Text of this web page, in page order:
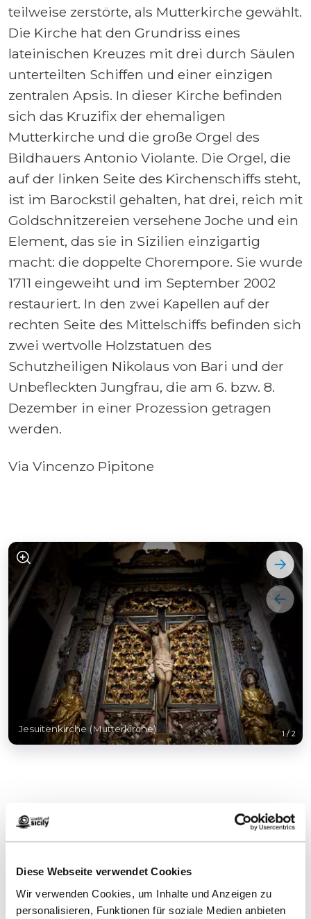
Diese Webseite verwendet Cookies
Wir verwenden Cookies, um Inhalte und Anzeigen zu
personalisieren, Funktionen für soziale Medien anbieten
Infos anfordern
teilweise zerstörte, als Mutterkirche gewählt.
Die Kirche hat den Grundriss eines
lateinischen Kreuzes mit drei durch Säulen
unterteilten Schiffen und einer einzigen
zentralen Apsis. In dieser Kirche befinden
sich das Kruzifix der ehemaligen
Mutterkirche und die große Orgel des
Bildhauers Antonio Violante. Die Orgel, die
auf der linken Seite des Kirchenschiffs steht,
ist im Barockstil gehalten, hat drei, reich mit
Goldschnitzereien versehene Joche und ein
Element, das sie in Sizilien einzigartig
macht: die doppelte Chorempore. Sie wurde
1711 eingeweiht und im September 2002
restauriert. In den zwei Kapellen auf der
rechten Seite des Mittelschiffs befinden sich
zwei wertvolle Holzstatuen des
Schutzheiligen Nikolaus von Bari und der
Unbefleckten Jungfrau, die am 6. bzw. 8.
Dezember in einer Prozession getragen
werden.
Via Vincenzo Pipitone
Jesuitenkirche (Mutterkirche) 1/ 2